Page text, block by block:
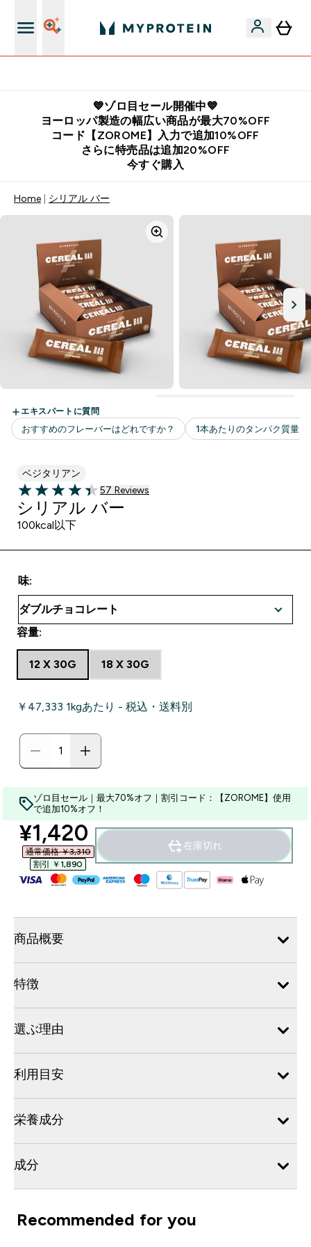
💙ゾロ目セール開催中💙
ヨーロッパ製造の幅広い商品が最大70%OFF
コード【ZOROME】入力で追加10%OFF
さらに特売品は追加20%OFF
今すぐ購入
Home シリアル バー
ベジタリアン
4.42 out of 5 stars
57 ＋件の口コミ
57 Reviews
シリアル バー
100kcal以下
味:
容量:
12 X 30G 18 X 30G
￥47,333‎ 1kgあたり - 税込・送料別
ゾロ目セール｜最大70%オフ｜割引コード：【ZOROME】使用
で追加10%オフ！
discounted price
¥1,420‎
通常価格 ￥3,310‎
割引 ￥1,890‎
在庫切れ
商品概要
特徴
選ぶ理由
利用目安
栄養成分
成分
Recommended for you